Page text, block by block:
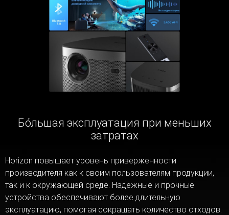
Бо́льшая эксплуатация при меньших
затратах
Horizon повышает уровень приверженности
производителя как к своим пользователям продукции,
так и к окружающей среде. Надежные и прочные
устройства обеспечивают более длительную
эксплуатацию, помогая сокращать количество отходов.